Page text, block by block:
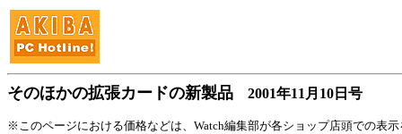
そのほかの拡張カードの新製品 2001年11月10日号
※このページにおける価格などは、Watch編集部が各ショップ店頭での表